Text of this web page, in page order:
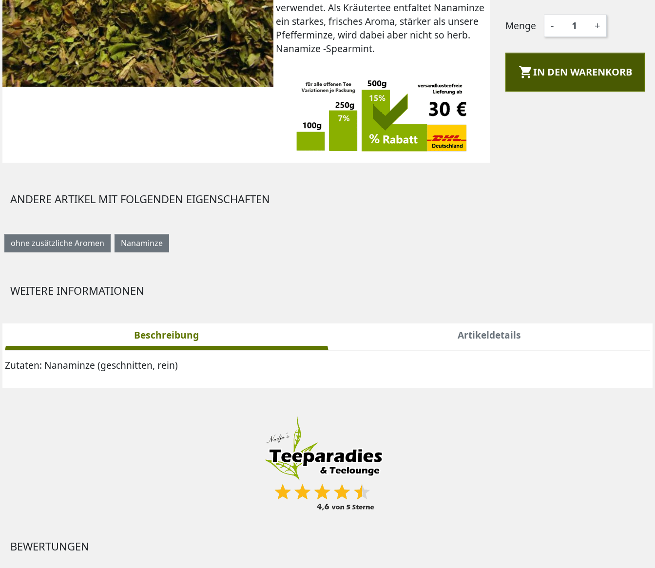
OOLONG TEE GELBER TEE BEUTELTEES
verwendet. Als Kräutertee entfaltet Nanaminze
ein starkes, frisches Aroma, stärker als unsere
Pfefferminze, wird dabei aber nicht so herb.
Nanamize -Spearmint.
Menge - +
IN DEN WARENKORB
ANDERE ARTIKEL MIT FOLGENDEN EIGENSCHAFTEN
ohne zusätzliche Aromen Nanaminze
WEITERE INFORMATIONEN
Beschreibung Artikeldetails
Zutaten: Nanaminze (geschnitten, rein)
BEWERTUNGEN